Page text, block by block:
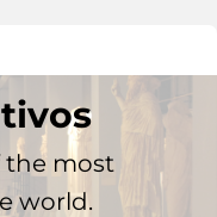
the most
world.